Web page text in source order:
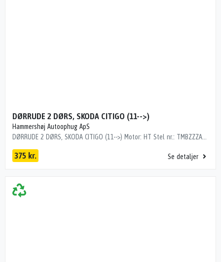
DØRRUDE 2 DØRS, SKODA CITIGO (11-->)
Hammershøj Autoophug ApS
DØRRUDE 2 DØRS, SKODA CITIGO (11-->) Motor: HT Stel nr.: TMBZZZAAZFD611849 Årgang.: 2014 Del nr..: M045280 Dito nr.: 75215301 Stamkort nr.: KB1408 Kilometer: 213000 GRØN FLERE RIDSER
375 kr. Se detaljer